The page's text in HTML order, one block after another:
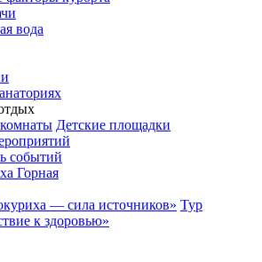
вода
Детские площадки
событий
Горная
— сила источников» Тур
к здоровью»